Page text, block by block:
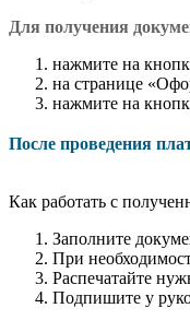
Для получения
нажмите на
на странице
нажмите на
После проведения
Как работать с
Заполните
При
Распечатайте
Подпишите у